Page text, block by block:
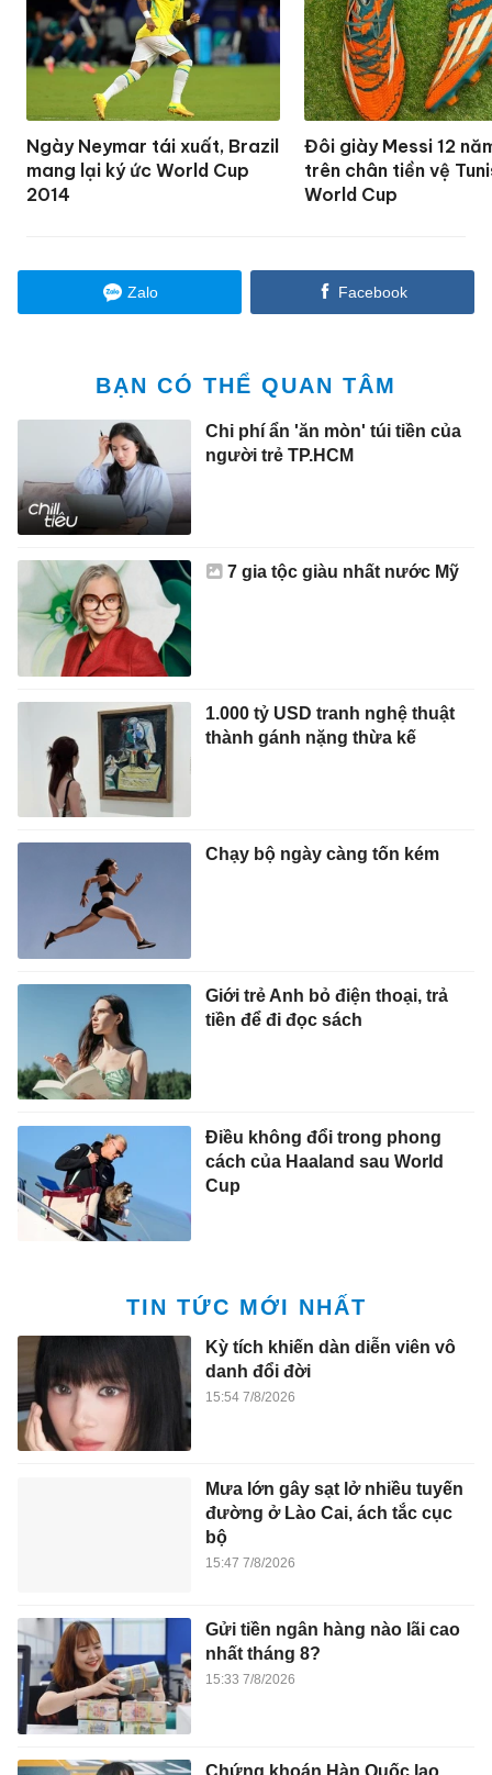
Ngày Neymar tái xuất, Brazil
mang lại ký ức World Cup
2014
Đôi giày Messi 12
trên chân tiền vệ
World Cup
Zalo Facebook
BẠN CÓ THỂ QUAN TÂM
Chi phí ẩn 'ăn mòn' túi tiền của
người trẻ TP.HCM
7 gia tộc giàu nhất nước Mỹ
1.000 tỷ USD tranh nghệ thuật
thành gánh nặng thừa kế
Chạy bộ ngày càng tốn kém
Giới trẻ Anh bỏ điện thoại, trả
tiền để đi đọc sách
Điều không đổi trong phong
cách của Haaland sau World
Cup
TIN TỨC MỚI NHẤT
Kỳ tích khiến dàn diễn viên vô
danh đổi đời
15:54 7/8/2026
Mưa lớn gây sạt lở nhiều tuyến
đường ở Lào Cai, ách tắc cục
bộ
15:47 7/8/2026
Gửi tiền ngân hàng nào lãi cao
nhất tháng 8?
15:33 7/8/2026
Chứng khoán Hàn Quốc lao